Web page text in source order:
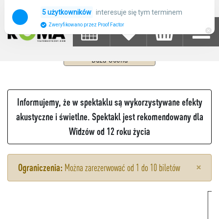
WICKED
08 PAŹDZIERNIK 2026
19:00 - 22:00
Duża Scena
Informujemy, że w spektaklu są wykorzystywane efekty
akustyczne i świetlne. Spektakl jest rekomendowany dla
Widzów od 12 roku życia
Ograniczenia: Można zarezerwować od 1 do 10 biletów ×
5 użytkowników interesuje się tym terminem
Zweryfikowano przez Proof Factor